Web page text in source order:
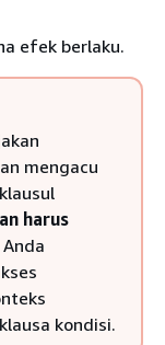
efek berlaku.
mengacu
harus
Anda
kondisi.